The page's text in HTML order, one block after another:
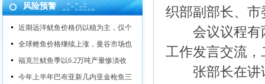
风险预警
近期远洋鱿鱼价格仍以稳为主，仅个
全球鲣鱼价格继续上涨，曼谷市场也
福克兰鱿鱼季以6.2万吨产量惨淡收
今年上半年巴布亚新几内亚金枪鱼三
织部副部长、
会议议程有两
工作发言交流
张部长在讲话